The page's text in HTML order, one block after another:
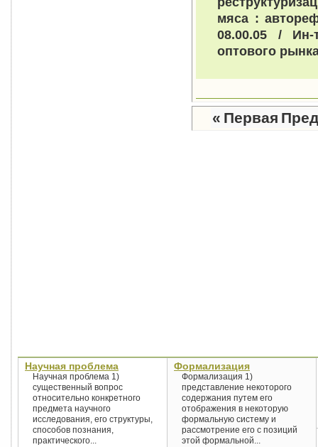
мяса :
08.00.05 / Ин-
оптового
« Первая
Научная проблема
Научная проблема 1)
существенный вопрос
относительно конкретного
предмета научного
исследования, его структуры,
способов познания,
практического...
Формализация
Формализация 1)
представление некоторого
содержания путем его
отображения в некоторую
формальную систему и
рассмотрение его с позиций
этой формальной...